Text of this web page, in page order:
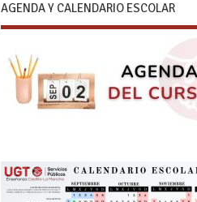
AGENDA Y CALENDARIO ESCOLAR